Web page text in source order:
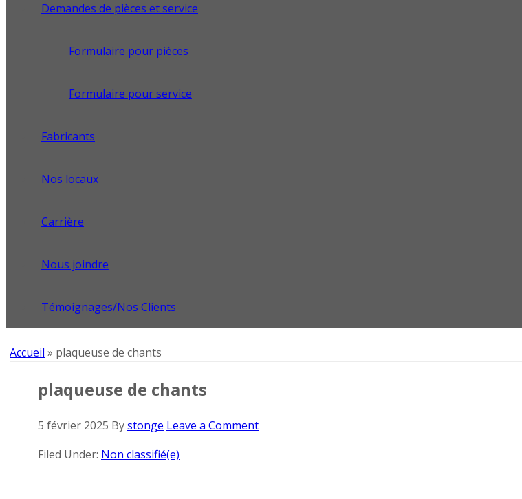
Demandes de pièces et service
Formulaire pour pièces
Formulaire pour service
Fabricants
Nos locaux
Carrière
Nous joindre
Témoignages/Nos Clients
Accueil » plaqueuse de chants
plaqueuse de chants
5 février 2025 Bystonge Leave a Comment
Filed Under: Non classifié(e)